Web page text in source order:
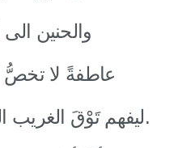
– والحنين
< عاطفةً لا تخصُّ
ليفهم تَوْقَ الغريب الى أدوات الغياب.